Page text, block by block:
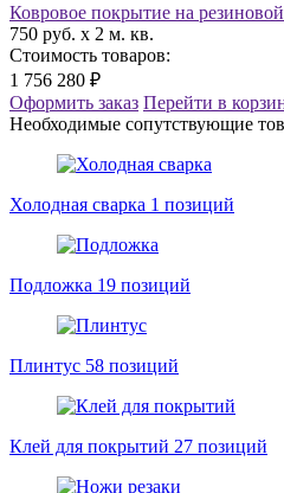
Ковровое покрытие на
750 руб. x 2 м. кв.
Стоимость товаров:
1 756 280 ₽
Оформить заказ Перейти в
Необходимые сопутствующие
Холодная сварка 1 позиций
Подложка 19 позиций
Плинтус 58 позиций
Клей для покрытий 27 позиций